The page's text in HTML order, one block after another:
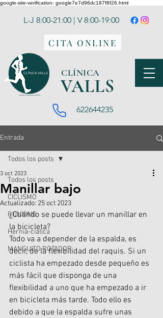
google-site-verification: google7e7d96dc187f8f26.html
L-J 8:00-21:00 | V 8:00-19:00
CITA ONLINE
CLÍNICA
VALLS
622644235
Entrada
Todos los posts
CICLISMO
RUNNING
Hernia-ciática
MANGUITO ROTADOR
Todos los posts
Manillar bajo
3 oct 2023
Actualizado: 25 oct 2023
¿Cuándo se puede llevar un manillar en
la bicicleta?
Todo va a depender de la espalda, es
decir, de la flexibilidad del raquis. Si un
ciclista ha empezado desde pequeño es
más fácil que disponga de una
flexibilidad a uno que ha empezado a ir
en bicicleta más tarde. Todo ello es
debido a que la espalda sufre unas